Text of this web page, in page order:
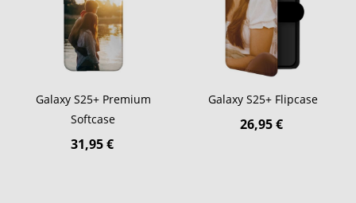
Galaxy S25+ Premium
Softcase
31,95 €
Galaxy S25+ Flipcase
26,95 €